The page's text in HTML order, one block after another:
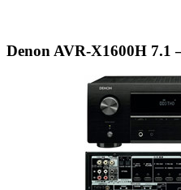
Denon AVR-X1600H 7.1